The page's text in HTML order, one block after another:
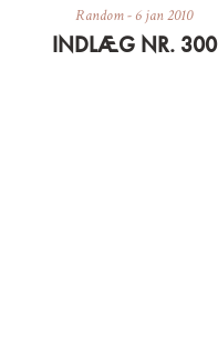
Random- 6 jan 2010
INDLÆG NR. 300